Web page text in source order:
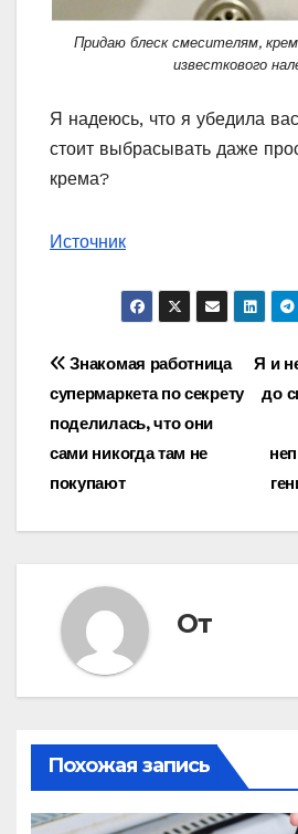
Придаю блеск смесителям,
известкового
Я надеюсь, что я убедила
стоит выбрасывать даже
крема?
Источник
Навигация
по
записям
Я и
до
Знакомая работница
супермаркета по секрету
поделилась, что они
сами никогда там не
покупают
От
Похожая запись